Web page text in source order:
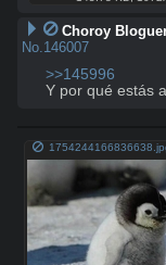
Choroy
No. 146007
>>145996
Y por qué estás